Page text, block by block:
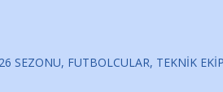
SEZONU FUTBOLCULAR TEKNIK EKIP